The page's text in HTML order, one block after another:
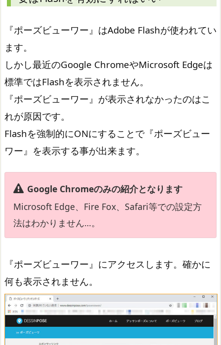
『ポーズビューワー』はAdobe Flashが使われてい
ます。
しかし最近のGoogle ChromeやMicrosoft Edgeは
標準ではFlashを表示されません。
『ポーズビューワー』が表示されなかったのはこ
れが原因です。
Flashを強制的にONにすることで『ポーズビュー
ワー』を表示する事が出来ます。
Google Chromeのみの紹介となります
Microsoft Edge、Fire Fox、Safari等での設定方
法はわかりません…。
『ポーズビューワー』にアクセスします。確かに
何も表示されません。